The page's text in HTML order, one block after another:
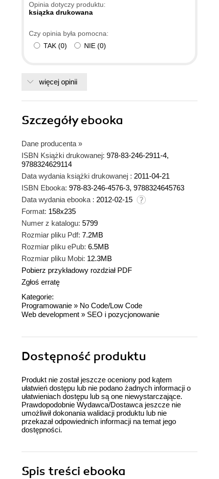
Opinia dotyczy produktu:
ksiązka drukowana
Czy opinia była pomocna:
TAK (0) NIE (0)
więcej opinii
Szczegółyebooka
Dane producenta »
ISBN Książki drukowanej: 978-83-246-2911-4,
9788324629114
Data wydania książki drukowanej : 2011-04-21
ISBN Ebooka: 978-83-246-4576-3, 9788324645763
Data wydania ebooka : 2012-02-15
Format: 158x235
Numer z katalogu: 5799
Rozmiar pliku Pdf: 7.2MB
Rozmiar pliku ePub: 6.5MB
Rozmiar pliku Mobi: 12.3MB
Pobierz przykładowy rozdział PDF
Zgłoś erratę
Kategorie:
Programowanie » No Code/Low Code
Web development » SEO i pozycjonowanie
Dostępność produktu
Produkt nie został jeszcze oceniony pod kątem
ułatwień dostępu lub nie podano żadnych informacji o
ułatwieniach dostępu lub są one niewystarczające.
Prawdopodobnie Wydawca/Dostawca jeszcze nie
umożliwił dokonania walidacji produktu lub nie
przekazał odpowiednich informacji na temat jego
dostępności.
Spis treści ebooka